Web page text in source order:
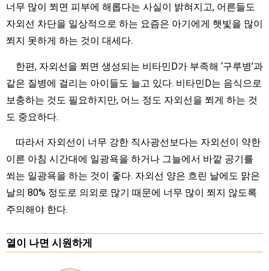
너무 많이 쬐면 피부에 해롭다는 사실이 밝혀지고, 어른들도
자외선 차단을 일상적으로 하는 요즘은 아기에게 햇빛을 많이
쬐지 못하게 하는 것이 대세다.
한편, 자외선을 쬐면 생성되는 비타민D가 부족해 ‘구루병’과
같은 질병에 걸리는 아이들도 늘고 있다. 비타민D는 음식으로
보충하는 것도 필요하지만, 어느 정도 자외선을 쬐게 하는 것
도 중요하다.
따라서 자외선이 너무 강한 직사광선보다는 자외선이 약한
이른 아침 시간대에 일광욕을 하거나 그늘에서 바깥 공기를
쐬는 일광욕을 하는 것이 좋다. 자외선 양은 흐린 날에도 맑은
날의 80% 정도로 의외로 많기 때문에 너무 많이 쬐지 않도록
주의해야 한다.
열이 나면 시원하게